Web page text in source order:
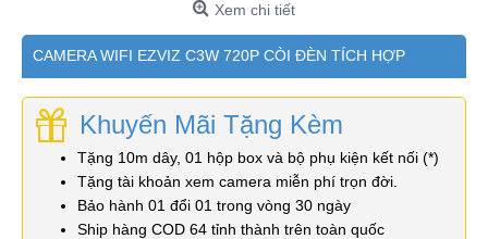
Xem chi tiết
CAMERA WIFI EZVIZ C3W 720P CÒI ĐÈN TÍCH HỢP
Khuyến Mãi Tặng Kèm
Tặng 10m dây, 01 hộp box và bộ phụ kiện kết nối (*)
Tặng tài khoản xem camera miễn phí trọn đời.
Bảo hành 01 đổi 01 trong vòng 30 ngày
Ship hàng COD 64 tỉnh thành trên toàn quốc